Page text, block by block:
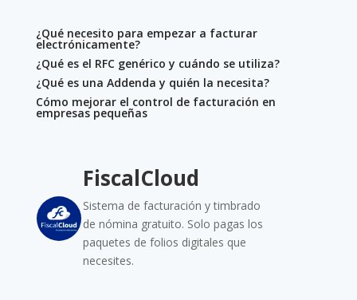
¿Qué necesito para empezar a facturar
electrónicamente?
¿Qué es el RFC genérico y cuándo se utiliza?
¿Qué es una Addenda y quién la necesita?
Cómo mejorar el control de facturación en
empresas pequeñas
FiscalCloud
Sistema de facturación y timbrado
de nómina gratuito. Solo pagas los
paquetes de folios digitales que
necesites.